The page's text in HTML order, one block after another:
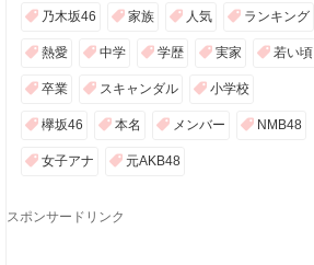
乃木坂46 家族 人気 ランキング
熱愛 中学 学歴 実家 若い頃
卒業 スキャンダル 小学校
欅坂46 本名 メンバー NMB48
女子アナ 元AKB48
スポンサードリンク